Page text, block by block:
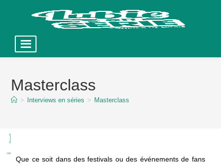
contentMasterclass
> Interviews en séries > Masterclass
Que ce soit dans des festivals ou des événements de fans